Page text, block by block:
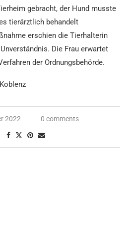
gebracht, der Hund musste
tierärztlich behandelt
erschien die Tierhalterin
Die Frau erwartet
der Ordnungsbehörde.
2022 0 comments